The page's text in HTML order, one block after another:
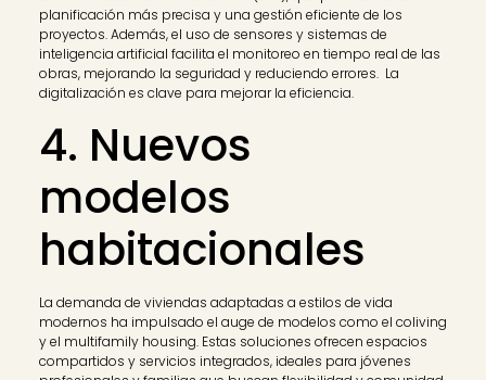
planificación más precisa y una gestión eficiente de los
proyectos. Además, el uso de sensores y sistemas de
inteligencia artificial facilita el monitoreo en tiempo real de las
obras, mejorando la seguridad y reduciendo errores. La
digitalización es clave para mejorar la eficiencia.
4. Nuevos
modelos
habitacionales
La demanda de viviendas adaptadas a estilos de vida
modernos ha impulsado el auge de modelos como el coliving
y el multifamily housing. Estas soluciones ofrecen espacios
compartidos y servicios integrados, ideales para jóvenes